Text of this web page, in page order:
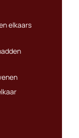
elkaars